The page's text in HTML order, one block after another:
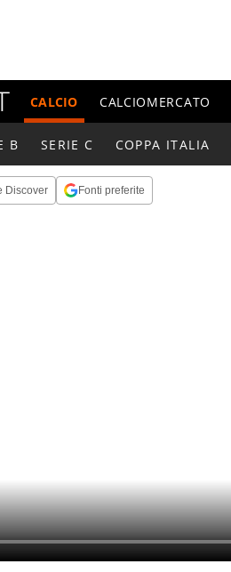
CALCIO CALCIOMERCATO
B SERIE C COPPA ITALIA
Discover Fonti preferite